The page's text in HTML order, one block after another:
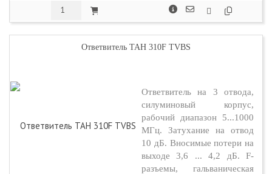
Ответвитель TAH 310F TVBS
Ответвитель на 3 отвода,
силуминовый корпус,
рабочий диапазон 5...1000
МГц. Затухание на отвод
10 дБ. Вносимые потери на
выходе 3,6 ... 4,2 дБ. F-
разъемы, гальваническая